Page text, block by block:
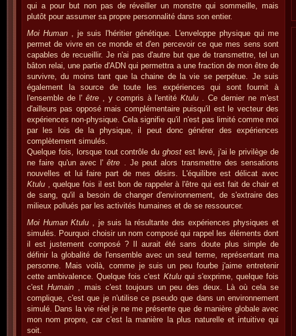
qui a pour but non pas de réveiller un monstre qui sommeille, mais
plutôt pour assumer sa propre personnalité dans son entier.
Moi Human , je suis l'héritier génétique. L'enveloppe physique qui me
permet de vivre en ce monde et d'en percevoir ce que mes sens sont
capables de recueillir. Je n'ai pas d'autre but que de transmettre, tel un
bâton relai, une partie d'ADN qui permettra a une fraction de mon être de
survivre, du moins tant que la chaine de la vie se perpétue. Je suis
également la source de toute les expériences qui sont fournit à
l'ensemble de l' être , y compris à l'entitéKtulu . Ce dernier ne m'est
d'ailleurs pas opposé mais complémentaire puisqu'il est le vecteur des
expériences non-physique. Cela signifie qu'il n'est pas limité comme moi
par les lois de la physique, il peut donc générer des expériences
complètement simulés.
Quelque fois, lorsque tout contrôle du ghost est levé, j'ai le privilège de
ne faire qu'un avec l'être . Je peut alors transmettre des sensations
nouvelles et lui faire part de mes désirs. L'équilibre est délicat avec
Ktulu , quelque fois il est bon de rappeler à l'être qui est fait de chair et
de sang, qu'il a besoin de changer d'environnement, de s'extraire des
milieux pollués par les activités humaines et de se ressourcer.
Moi Human Ktulu , je suis la résultante des expériences physiques et
simulés. Pourquoi choisir un nom composé qui rappel les éléments dont
il est justement composé ? Il aurait été sans doute plus simple de
définir la globalité de l'ensemble avec un seul terme, représentant ma
personne. Mais voilà, comme je suis un peu fourbe j'aime entretenir
cette ambivalence. Quelque fois c'est Ktulu qui s'exprime, quelque fois
c'est Humain , mais c'est toujours un peu des deux. Là où cela se
complique, c'est que je n'utilise ce pseudo que dans un environnement
simulé. Dans la vie réel je ne me présente que de manière globale avec
mon nom propre, car c'est la manière la plus naturelle et intuitive qui
soit.